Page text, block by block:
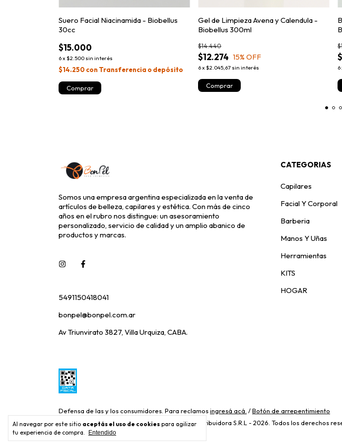
Al navegar por este sitio aceptás el uso de cookies para agilizar
tu experiencia de compra.
Entendido
Suero Facial Niacinamida - Biobellus
30cc
$15.000
6x $2.500 sin interés
$14.250 con Transferencia o depósito
Gel de Limpieza Avena y Calendula -
Biobellus 300ml
$12.274
$14.440
15% OFF
6x $2.045,67 sin interés 6
Somos una empresa argentina especializada en la venta de
artículos de belleza, capilares y estética. Con más de cinco
años en el rubro nos distingue: un asesoramiento
personalizado, servicio de calidad y un amplio abanico de
productos y marcas.
5491150418041
bonpel@bonpel.com.ar
Av Triunvirato 3827, Villa Urquiza, CABA.
CATEGORIAS
Capilares
Facial Y Corporal
Barberia
Manos Y Uñas
Herramientas
KITS
HOGAR
Defensa de las y los consumidores. Para reclamosingresá acá. /Botón de arrepentimiento
Copyright Bonpel Distribuidora S.R.L - 2026. Todos los derechos